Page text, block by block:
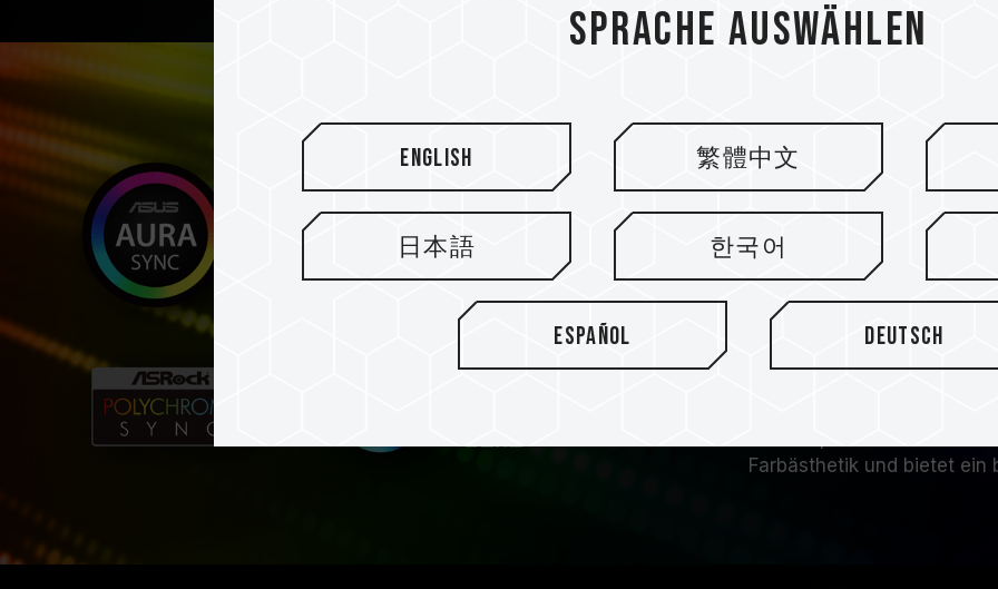
T-FORCE NIGHT
Arten von
T-FORCE NIGHT HAWK
ASUS Aura Sync /
ASROCK-Polychrome
blitzgesteuerte Software
Leuchtspeichermodul zu
Farbästhetik und bietet ein
Sprache auswählen
English 繁體中文
日本語 한국어
Español Deutsch